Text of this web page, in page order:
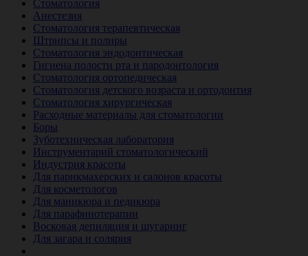
Стоматология
Анестезия
Стоматология терапевтическая
Штрипсы и полиры
Стоматология эндодонтическая
Гигиена полости рта и пародонтология
Стоматология ортопедическая
Стоматология детского возраста и ортодонтия
Стоматология хирургическая
Расходные материалы для стоматологии
Боры
Зуботехническая лаборатория
Инструментарий стоматологический
Индустрия красоты
Для парикмахерских и салонов красоты
Для косметологов
Для маникюра и педикюра
Для парафинотерапии
Восковая депиляция и шугаринг
Для загара и солярия